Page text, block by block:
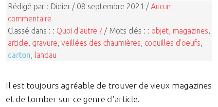
Rédigé par : Didier / 08 septembre 2021 / Aucun
commentaire
Classé dans : : Quoi d'autre ? / Mots clés : : objet magazines
article gravure veillées des chaumières coquilles d'oeufs
carton
landau
Il est toujours agréable de trouver de vieux magazines
et de tomber sur ce genre d'article.